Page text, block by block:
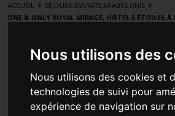
Nous utilisons des
Nous utilisons des cookies et
technologies de suivi pour
expérience de navigation sur
ACCUEIL
SÉJOURS EMIRATS ARABES UNIS
ONE & ONLY ROYAL MIRAGE, HÔTEL 5 ÉTOILES À
ONE & ONLY
HÔTEL 5 ÉTOILES